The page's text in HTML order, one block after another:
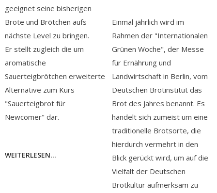
geeignet seine bisherigen
Brote und Brötchen aufs
nächste Level zu bringen.
Er stellt zugleich die um
aromatische
Sauerteigbrötchen erweiterte
Alternative zum Kurs
"Sauerteigbrot für
Newcomer" dar.
WEITERLESEN...
Einmal jährlich wird im
Rahmen der "Internationalen
Grünen Woche", der Messe
für Ernährung und
Landwirtschaft in Berlin, vom
Deutschen Brotinstitut das
Brot des Jahres benannt. Es
handelt sich zumeist um eine
traditionelle Brotsorte, die
hierdurch vermehrt in den
Blick gerückt wird, um auf die
Vielfalt der Deutschen
Brotkultur aufmerksam zu